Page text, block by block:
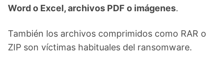
Word o Excel, archivos PDF o imágenes.
También los archivos comprimidos como RAR o
ZIP son víctimas habituales del ransomware.